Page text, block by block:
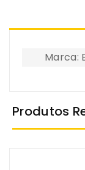
Marca:
Produtos